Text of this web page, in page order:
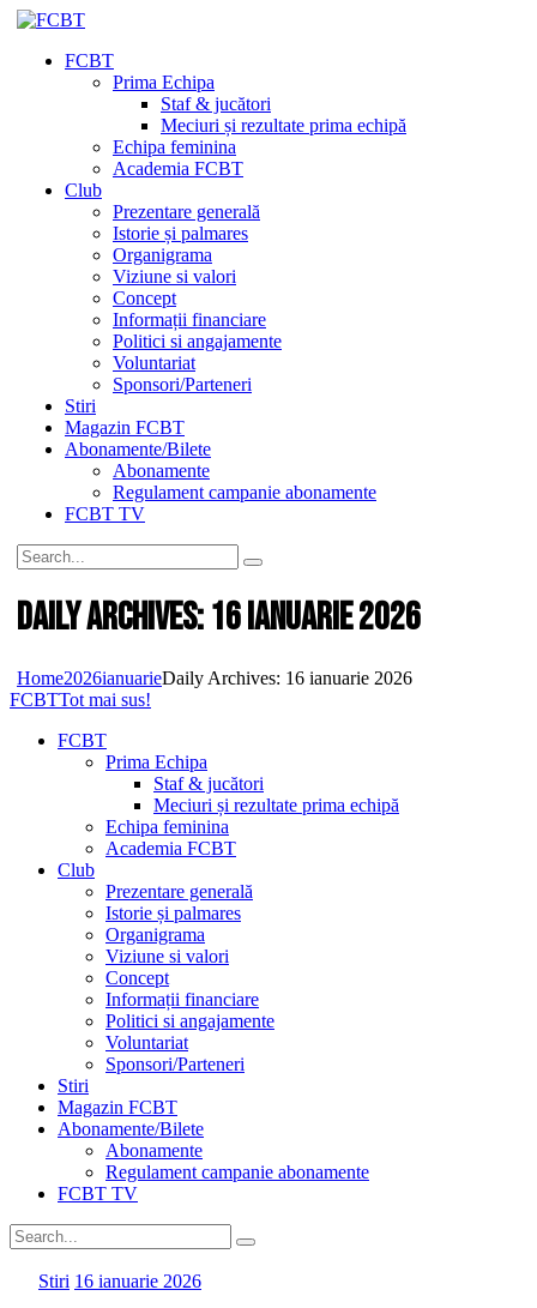
FCBT
Prima Echipa
Staf & jucători
Meciuri și rezultate prima echipă
Echipa feminina
Academia FCBT
Club
Prezentare generală
Istorie și palmares
Organigrama
Viziune si valori
Concept
Informații financiare
Politici si angajamente
Voluntariat
Sponsori/Parteneri
Stiri
Magazin FCBT
Abonamente/Bilete
Abonamente
Regulament campanie abonamente
FCBT TV
Daily Archives: 16 ianuarie 2026
Home2026ianuarieDaily Archives: 16 ianuarie 2026
FCBTTot mai sus!
FCBT
Prima Echipa
Staf & jucători
Meciuri și rezultate prima echipă
Echipa feminina
Academia FCBT
Club
Prezentare generală
Istorie și palmares
Organigrama
Viziune si valori
Concept
Informații financiare
Politici si angajamente
Voluntariat
Sponsori/Parteneri
Stiri
Magazin FCBT
Abonamente/Bilete
Abonamente
Regulament campanie abonamente
FCBT TV
Stiri 16 ianuarie 2026